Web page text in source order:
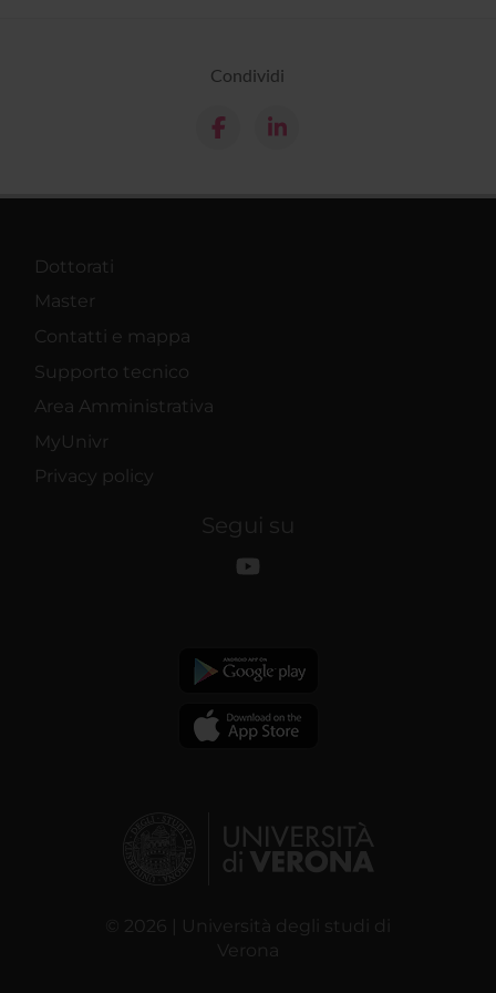
Condividi
Dottorati
Master
Contatti e mappa
Supporto tecnico
Area Amministrativa
MyUnivr
Privacy policy
Segui su
© 2026 | Università degli studi di
Verona